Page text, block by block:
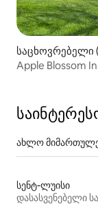
საცხოვრებელი
Apple Blossom
ახლო
სენტ-ლუისი